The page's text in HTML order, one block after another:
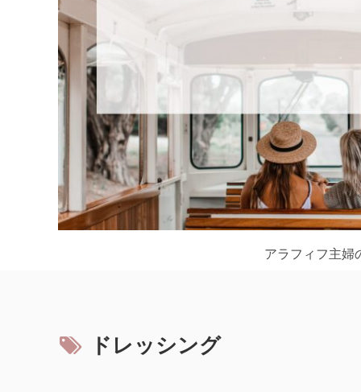
アラフィフ主婦
ドレッシング